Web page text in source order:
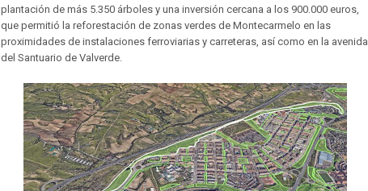
plantación de más 5.350 árboles y una inversión cercana a los 900.000 euros,
que permitió la reforestación de zonas verdes de Montecarmelo en las
proximidades de instalaciones ferroviarias y carreteras, así como en la avenida
del Santuario de Valverde.